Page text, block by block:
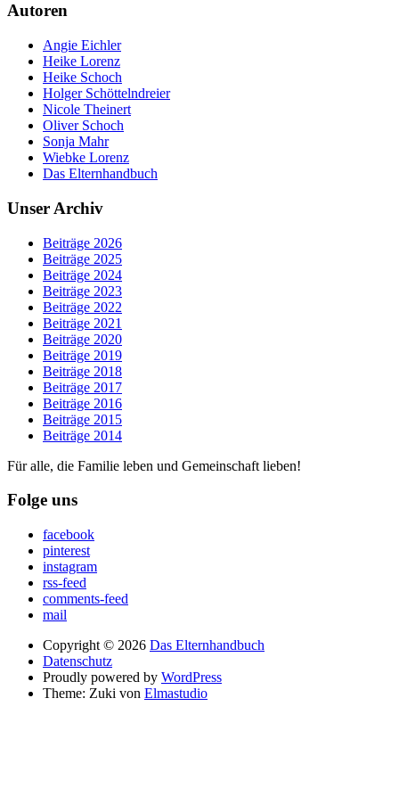
Autoren
Angie Eichler
Heike Lorenz
Heike Schoch
Holger Schöttelndreier
Nicole Theinert
Oliver Schoch
Sonja Mahr
Wiebke Lorenz
Das Elternhandbuch
Unser Archiv
Beiträge 2026
Beiträge 2025
Beiträge 2024
Beiträge 2023
Beiträge 2022
Beiträge 2021
Beiträge 2020
Beiträge 2019
Beiträge 2018
Beiträge 2017
Beiträge 2016
Beiträge 2015
Beiträge 2014
Für alle, die Familie leben und Gemeinschaft lieben!
Folge uns
facebook
pinterest
instagram
rss-feed
comments-feed
mail
Copyright © 2026 Das Elternhandbuch
Datenschutz
Proudly powered by WordPress
Theme: Zuki von Elmastudio